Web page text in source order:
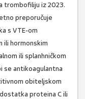
trombofiliju iz 2023.
preporučuje
s VTE-om
ili hormonskim
ili splanhničkom
se antikoagulantna
obiteljskom
proteina C ili